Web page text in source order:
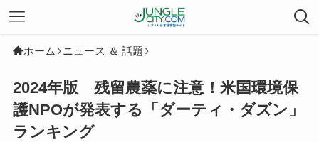
ホーム ニュース ＆ 話題
2024年版 残留農薬に注意！米国環境保
護NPOが発表する「ダーティ・ダズン」
ランキング